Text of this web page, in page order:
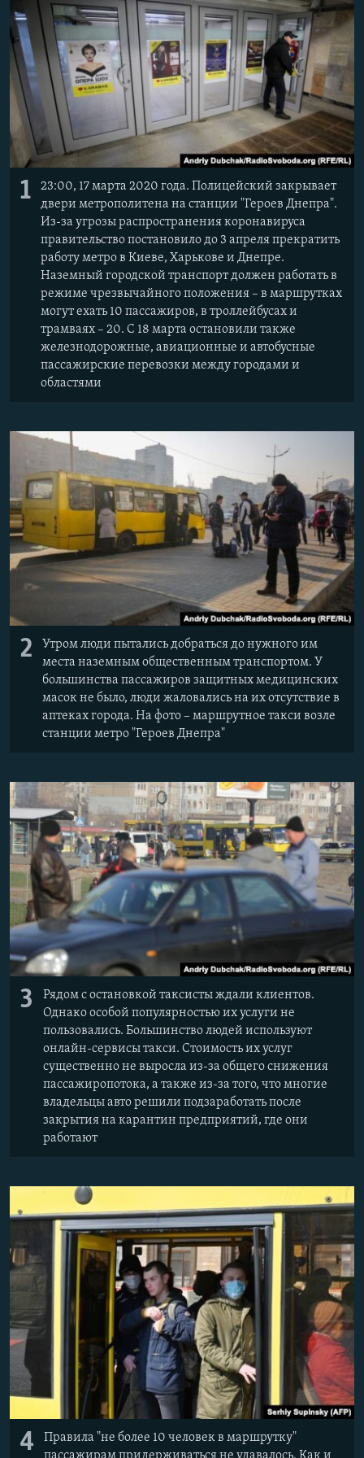
РАСПИСАНИЕ ВЕЩАНИЯ
ПОДПИШИТЕСЬ НА РАССЫЛКУ
СОЦИАЛЬНЫЕ СЕТИ
Все сайты РСЕ/РС
1
23:00, 17 марта 2020 года. Полицейский закрывает
двери метрополитена на станции "Героев Днепра".
Из-за угрозы распространения коронавируса
правительство постановило до 3 апреля прекратить
работу метро в Киеве, Харькове и Днепре.
Наземный городской транспорт должен работать в
режиме чрезвычайного положения – в маршрутках
могут ехать 10 пассажиров, в троллейбусах и
трамваях – 20. С 18 марта остановили также
железнодорожные, авиационные и автобусные
пассажирские перевозки между городами и
областями
2
Утром люди пытались добраться до нужного им
места наземным общественным транспортом. У
большинства пассажиров защитных медицинских
масок не было, люди жаловались на их отсутствие в
аптеках города. На фото – маршрутное такси возле
станции метро "Героев Днепра"
3
Рядом с остановкой таксисты ждали клиентов.
Однако особой популярностью их услуги не
пользовались. Большинство людей используют
онлайн-сервисы такси. Стоимость их услуг
существенно не выросла из-за общего снижения
пассажиропотока, а также из-за того, что многие
владельцы авто решили подзаработать после
закрытия на карантин предприятий, где они
работают
4
Правила "не более 10 человек в маршрутку"